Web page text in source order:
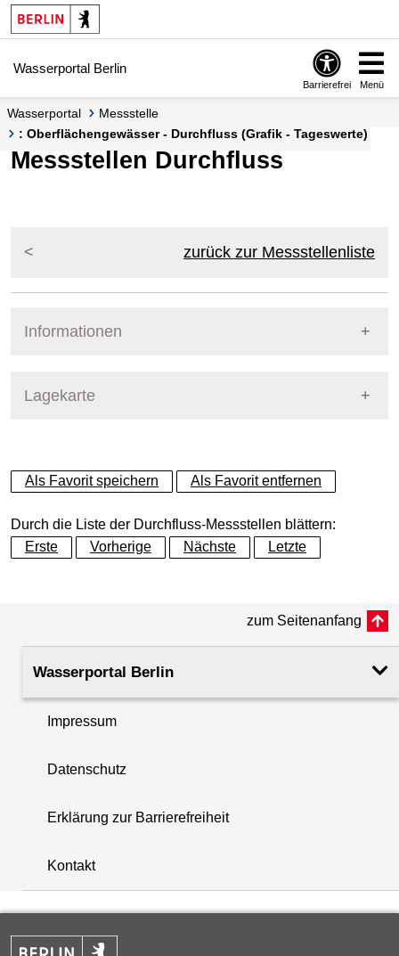
Springe zur Navigation
Springe zum Inhalt
Wasserportal Berlin
Barrierefrei Menü
Wasserportal
Messstelle
: Oberflächengewässer - Durchfluss (Grafik - Tageswerte)
Messstellen Durchfluss
zurück zur Messstellenliste
Informationen
Lagekarte
+
−
+
−
Als Favorit speichern Als Favorit entfernen
Durch die Liste der Durchfluss-Messstellen blättern:
Erste
Vorherige Nächste Letzte
zum Seitenanfang
Wasserportal Berlin
Impressum
Datenschutz
Erklärung zur Barrierefreiheit
Kontakt